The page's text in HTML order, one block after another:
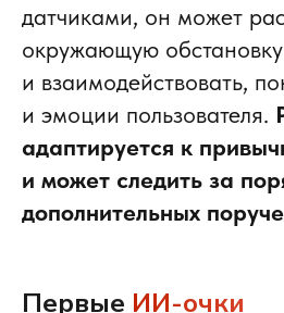
датчиками, он может
окружающую обстановку
и взаимодействовать,
и эмоции пользователя.
адаптируется к
и может следить за
дополнительных
Первые ИИ-очки